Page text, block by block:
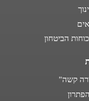
הביטחון
קשה"